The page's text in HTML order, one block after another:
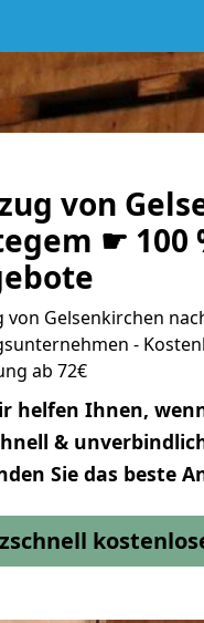
von
☛ 100
von Gelsenkirchen
-
ab 72€
helfen Ihnen,
&
Sie das beste